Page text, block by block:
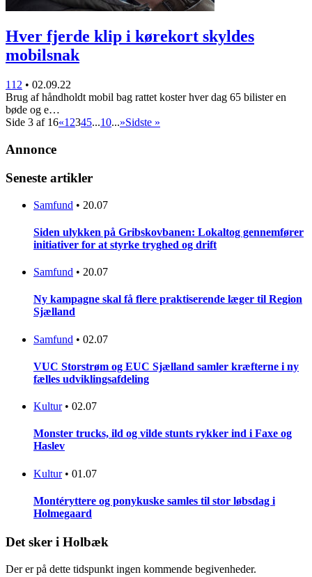
Hver fjerde klip i kørekort skyldes
mobilsnak
112 • 02.09.22
Brug af håndholdt mobil bag rattet koster hver dag 65 bilister en
bøde og e…
Side 3 af 16«1 2345...10...»Sidste »
Annonce
Seneste artikler
Samfund • 20.07
Siden ulykken på Gribskovbanen: Lokaltog gennemfører
initiativer for at styrke tryghed og drift
Samfund • 20.07
Ny kampagne skal få flere praktiserende læger til Region
Sjælland
Samfund • 02.07
VUC Storstrøm og EUC Sjælland samler kræfterne i ny
fælles udviklingsafdeling
Kultur • 02.07
Monster trucks, ild og vilde stunts rykker ind i Faxe og
Haslev
Kultur • 01.07
Montéryttere og ponykuske samles til stor løbsdag i
Holmegaard
Det sker i Holbæk
Der er på dette tidspunkt ingen kommende begivenheder.